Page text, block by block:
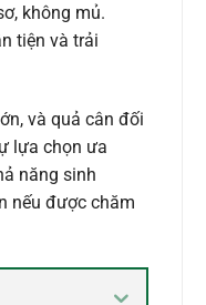
không mủ.
tiện và trải
và quả cân đối
lựa chọn ưa
năng sinh
nếu được chăm